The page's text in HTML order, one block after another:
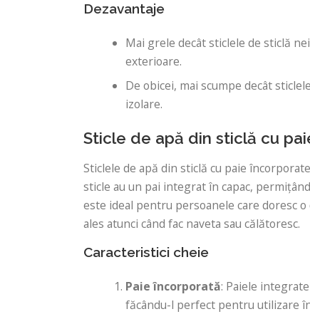
Dezavantaje
Mai grele decât sticlele de sticlă
exterioare.
De obicei, mai scumpe decât
izolare.
Sticle de apă din sticlă cu
Sticlele de apă din sticlă cu paie
sticle au un pai integrat în capac,
este ideal pentru persoanele care doresc
ales atunci când fac naveta sau călătoresc.
Caracteristici cheie
Paie încorporată: Paiele
făcându-l perfect pentru utilizare